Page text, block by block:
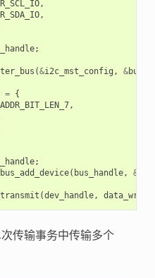
,
,
;
(&i2c_mst_config , &
= {
,
;
( bus_handle, &
(dev_handle, data_wr
传输事务中传输多个